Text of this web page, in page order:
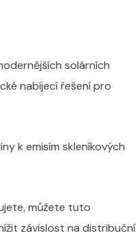
solárních
nabíjecí řešení pro
k emisím skleníkových
můžete tuto
závislost na distribuční